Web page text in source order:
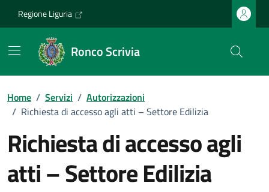
Regione Liguria
Ronco Scrivia
Home / Servizi / Autorizzazioni
/ Richiesta di accesso agli atti – Settore Edilizia
Richiesta di accesso agli
atti – Settore Edilizia